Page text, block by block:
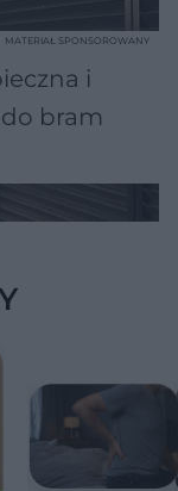
i
bram
MATERIAŁ SPONSOROWANY